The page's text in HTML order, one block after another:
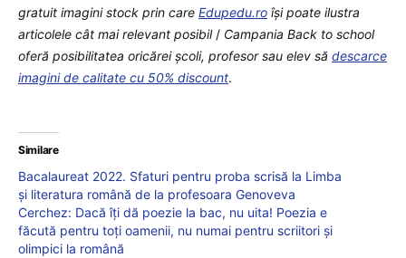
gratuit imagini stock prin care Edupedu.ro îşi poate ilustra
articolele cât mai relevant posibil/ Campania Back to school
oferă posibilitatea oricărei școli, profesor sau elev să descarce
imagini de calitate cu 50% discount.
Similare
Bacalaureat 2022. Sfaturi pentru proba scrisă la Limba
și literatura română de la profesoara Genoveva
Cerchez: Dacă îți dă poezie la bac, nu uita! Poezia e
făcută pentru toți oamenii, nu numai pentru scriitori și
olimpici la română